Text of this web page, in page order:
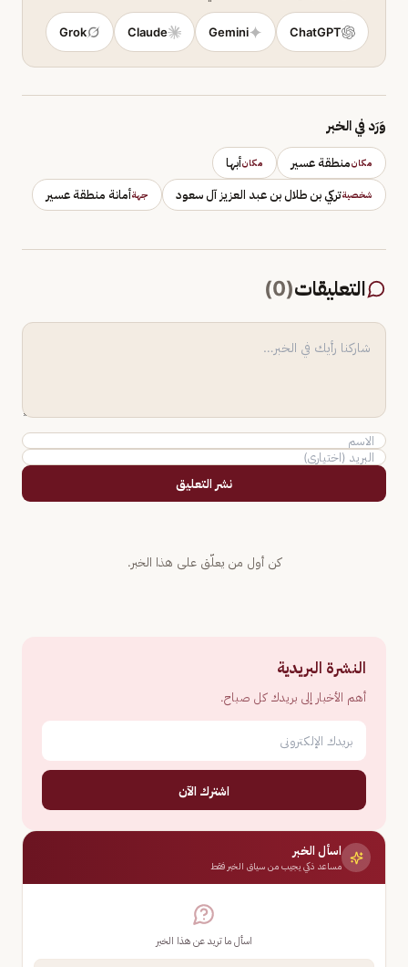
ChatGPT
Gemini
Claude
Grok
وَرَد في الخبر
مكانمنطقة عسير مكانأبها
شخصيةتركي بن طلال بن عبد العزيز آل سعود جهةأمانة منطقة عسير
التعليقات(
0
)
نشر التعليق
كن أول من يعلّق على هذا الخبر.
النشرة البريدية
أهم الأخبار إلى بريدك كل صباح.
اشترك الآن
اسأل الخبر
مساعد ذكي يجيب من سياق الخبر فقط
اسأل ما تريد عن هذا الخبر